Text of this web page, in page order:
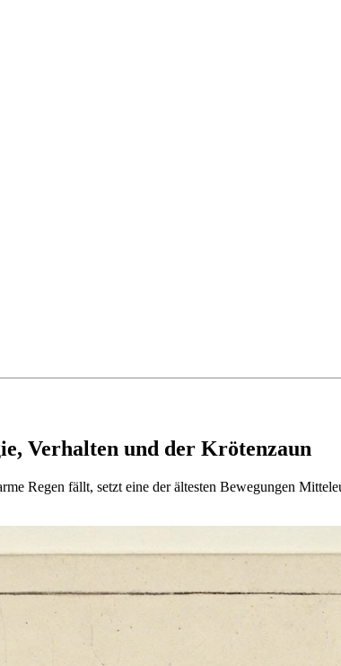
Verhalten und der Krötenzaun
Regen fällt, setzt eine der ältesten Bewegungen